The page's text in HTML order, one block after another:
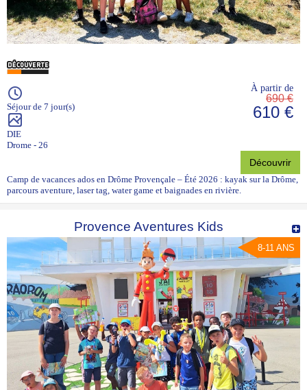
Séjour de 7 jour(s)
DIE
Drome - 26
À partir de
690 €
610 €
Découvrir
Camp de vacances ados en Drôme Provençale – Été 2026 : kayak sur la Drôme,
parcours aventure, laser tag, water game et baignades en rivière.
Provence Aventures Kids
8-11 ANS